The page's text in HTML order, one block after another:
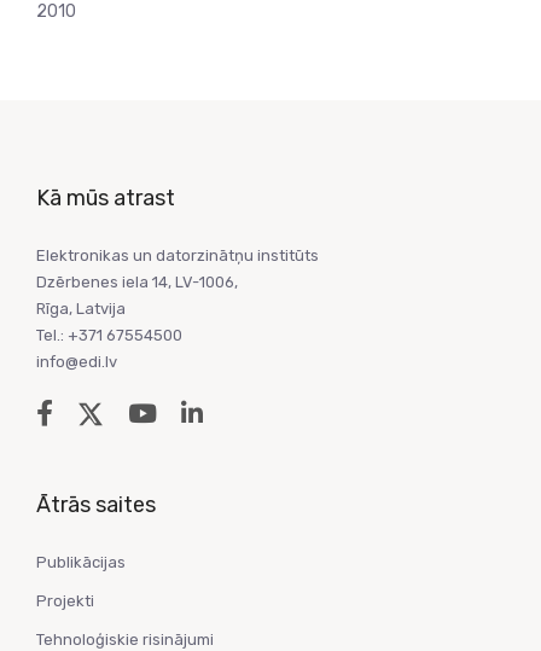
2010
Kā mūs atrast
Elektronikas un datorzinātņu institūts
Dzērbenes iela 14, LV-1006,
Rīga, Latvija
Tel.: +371 67554500
info@edi.lv
Ātrās saites
Publikācijas
Projekti
Tehnoloģiskie risinājumi